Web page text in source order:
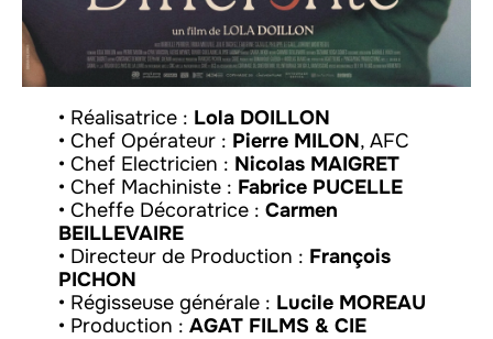
• Réalisatrice : Lola DOILLON
• Chef Opérateur : Pierre MILON, AFC
• Chef Electricien : Nicolas MAIGRET
• Chef Machiniste : Fabrice PUCELLE
• Cheffe Décoratrice : Carmen
BEILLEVAIRE
• Directeur de Production : François
PICHON
• Régisseuse générale : Lucile MOREAU
• Production : AGAT FILMS & CIE